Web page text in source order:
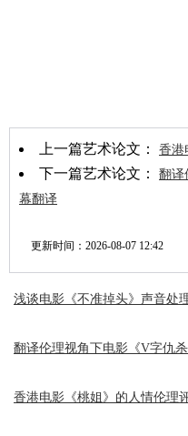
上一篇艺术论文： 香港
下一篇艺术论文： 翻译
幕翻译
更新时间： 2026-08-07 12:42
浅谈电影《不准掉头》声音处
翻译伦理视角下电影《V字仇
香港电影《桃姐》的人情伦理